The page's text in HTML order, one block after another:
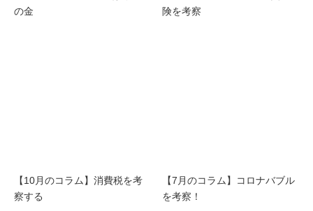
の金
険を考察
【10月のコラム】消費税を考
察する
【7月のコラム】コロナバブル
を考察！